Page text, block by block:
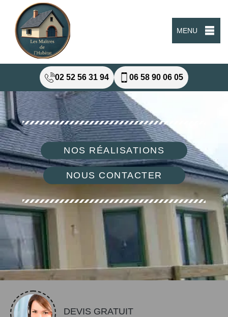
MENU
02 52 56 31 94 06 58 90 06 05
NOS RÉALISATIONS
NOUS CONTACTER
DEVIS GRATUIT